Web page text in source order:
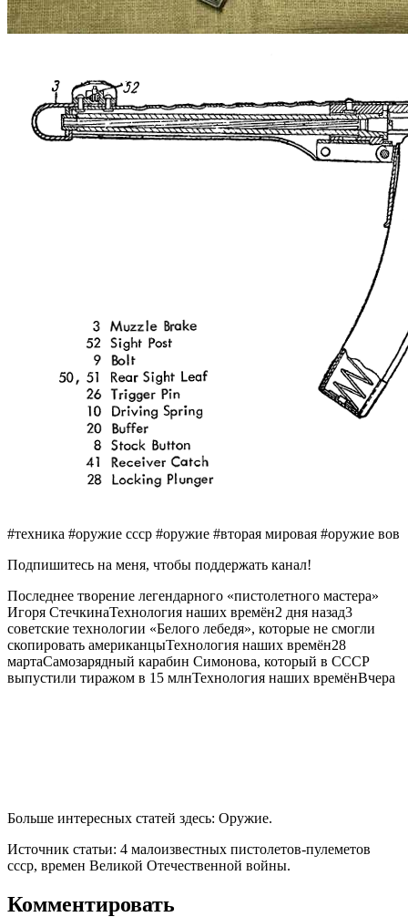
#техника #оружие ссср #оружие #вторая мировая #оружие вов
Подпишитесь на меня, чтобы поддержать канал!
Последнее творение легендарного «пистолетного мастера»
Игоря СтечкинаТехнология наших времён2 дня назад3
советские технологии «Белого лебедя», которые не смогли
скопировать американцыТехнология наших времён28
мартаСамозарядный карабин Симонова, который в СССР
выпустили тиражом в 15 млнТехнология наших времёнВчера
Больше интересных статей здесь: Оружие.
Источник статьи: 4 малоизвестных пистолетов-пулеметов
ссср, времен Великой Отечественной войны.
Комментировать